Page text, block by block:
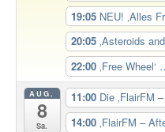
19:05 NEU! ‚Alles
20:05 ‚Asteroids
22:00 ‚Free
AUG.
8
Sa.
11:00 Die ‚FlairFM
14:00 ‚FlairFM –